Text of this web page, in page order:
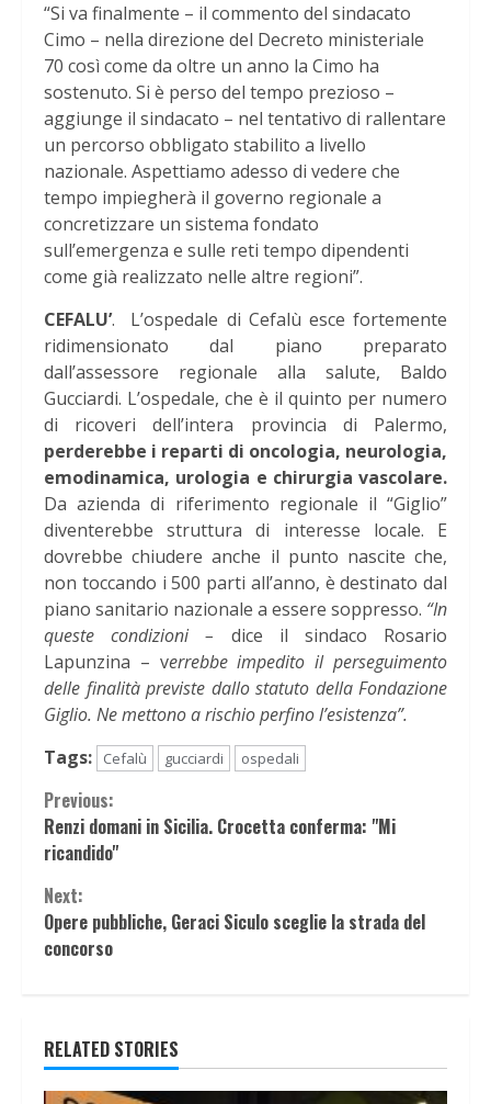
“Si va finalmente – il commento del sindacato
Cimo – nella direzione del Decreto ministeriale
70 così come da oltre un anno la Cimo ha
sostenuto. Si è perso del tempo prezioso –
aggiunge il sindacato – nel tentativo di rallentare
un percorso obbligato stabilito a livello
nazionale. Aspettiamo adesso di vedere che
tempo impiegherà il governo regionale a
concretizzare un sistema fondato
sull’emergenza e sulle reti tempo dipendenti
come già realizzato nelle altre regioni”.
CEFALU’. L’ospedale di Cefalù esce fortemente
ridimensionato dal piano preparato
dall’assessore regionale alla salute, Baldo
Gucciardi. L’ospedale, che è il quinto per numero
di ricoveri dell’intera provincia di Palermo,
perderebbe i reparti di oncologia, neurologia,
emodinamica, urologia e chirurgia vascolare.
Da azienda di riferimento regionale il “Giglio”
diventerebbe struttura di interesse locale. E
dovrebbe chiudere anche il punto nascite che,
non toccando i 500 parti all’anno, è destinato dal
piano sanitario nazionale a essere soppresso. “In
queste condizioni – dice il sindaco Rosario
Lapunzina – verrebbe impedito il perseguimento
delle finalità previste dallo statuto della Fondazione
Giglio. Ne mettono a rischio perfino l’esistenza”.
Tags:
Cefalù gucciardi ospedali
Continue
Reading
Previous:
Renzi domani in Sicilia. Crocetta conferma: "Mi
ricandido"
Next:
Opere pubbliche, Geraci Siculo sceglie la strada del
concorso
RELATED STORIES